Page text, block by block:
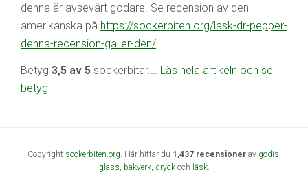
denna är avsevärt godare. Se recension av den
amerikanska på https://sockerbiten.org/lask-dr-pepper-
denna-recension-galler-den/
Betyg 3,5 av 5 sockerbitar.… Läs hela artikeln och se
betyg
Copyright sockerbiten.org . Här hittar du 1,437 recensionerav godis
glass bakverk, dryckoch läsk.